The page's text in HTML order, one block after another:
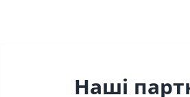
Наші